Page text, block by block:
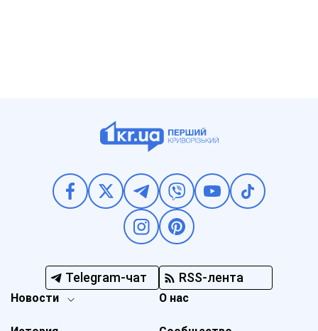
Telegram-чат RSS-лента
Новости О нас